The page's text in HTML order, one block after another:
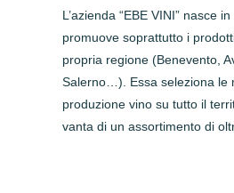
L’azienda “EBE VINI” nasce
promuove soprattutto i
propria regione (Benevento,
Salerno…). Essa seleziona le
produzione vino su tutto il
vanta di un assortimento di